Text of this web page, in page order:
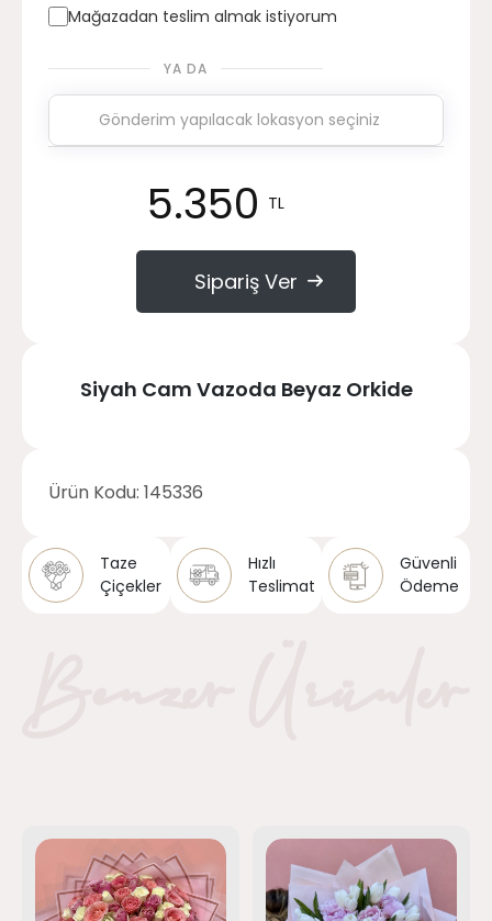
Mağazadan teslim almak istiyorum
YA DA
5.350 TL
Sipariş Ver
Siyah Cam Vazoda Beyaz Orkide
Ürün Kodu: 145336
Taze
Çiçekler
Hızlı
Teslimat
Güvenli
Ödeme